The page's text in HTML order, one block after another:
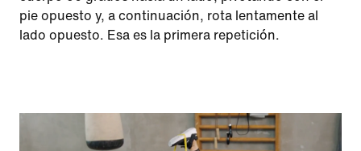
pie opuesto y, a continuación, rota lentamente al
lado opuesto. Esa es la primera repetición.